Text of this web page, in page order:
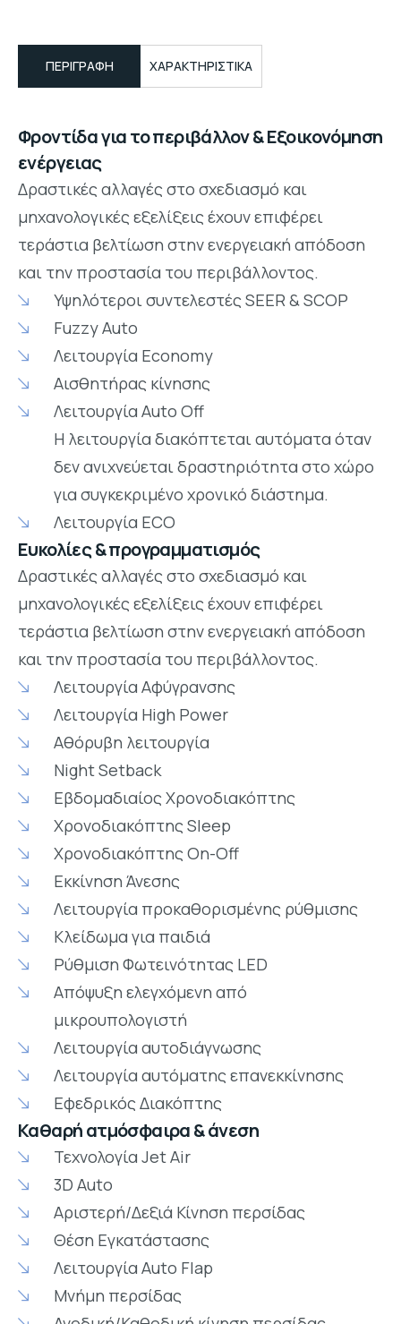
ΠΕΡΙΓΡΑΦΉ ΧΑΡΑΚΤΗΡΙΣΤΙΚΑ
Φροντίδα για το περιβάλλον & Εξοικονόμηση
ενέργειας
Δραστικές αλλαγές στο σχεδιασμό και
μηχανολογικές εξελίξεις έχουν επιφέρει
τεράστια βελτίωση στην ενεργειακή απόδοση
και την προστασία του περιβάλλοντος.
Υψηλότεροι συντελεστές SEER & SCOP
Fuzzy Auto
Λειτουργία Economy
Αισθητήρας κίνησης
Λειτουργία Auto Off
Η λειτουργία διακόπτεται αυτόματα όταν
δεν ανιχνεύεται δραστηριότητα στο χώρο
για συγκεκριμένο χρονικό διάστημα.
Λειτουργία ECO
Ευκολίες & προγραμματισμός
Δραστικές αλλαγές στο σχεδιασμό και
μηχανολογικές εξελίξεις έχουν επιφέρει
τεράστια βελτίωση στην ενεργειακή απόδοση
και την προστασία του περιβάλλοντος.
Λειτουργία Αφύγρανσης
Λειτουργία High Power
Αθόρυβη λειτουργία
Night Setback
Εβδομαδιαίος Χρονοδιακόπτης
Χρονοδιακόπτης Sleep
Χρονοδιακόπτης On-Off
Εκκίνηση Άνεσης
Λειτουργία προκαθορισμένης ρύθμισης
Κλείδωμα για παιδιά
Ρύθμιση Φωτεινότητας LED
Απόψυξη ελεγχόμενη από
μικρουπολογιστή
Λειτουργία αυτοδιάγνωσης
Λειτουργία αυτόματης επανεκκίνησης
Εφεδρικός Διακόπτης
Καθαρή ατμόσφαιρα & άνεση
Τεχνολογία Jet Air
3D Auto
Αριστερή/Δεξιά Κίνηση περσίδας
Θέση Εγκατάστασης
Λειτουργία Auto Flap
Μνήμη περσίδας